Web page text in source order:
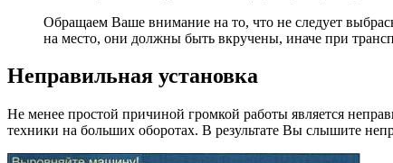
Обращаем Ваше внимание на то, что не следует
на место, они должны быть вкручены, иначе при
Неправильная установка
Не менее простой причиной громкой работы является
техники на больших оборотах. В результате Вы слышите